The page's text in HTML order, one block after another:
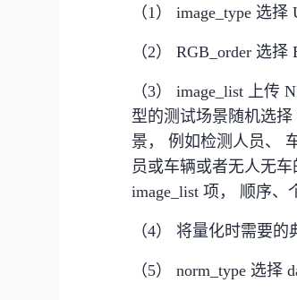
（1） image_type 选择
（2） RGB_order 选择
（3） image_list 上传
型的测试场景随机选
景， 例如检测人员、
员或车辆或者无人无
image_list 项， 顺序、
（4） 将量化时需要
（5） norm_type 选择